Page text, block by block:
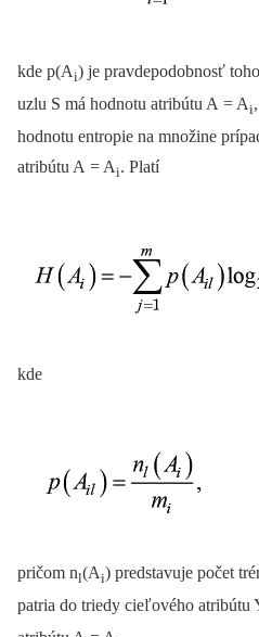
kde p(Ai) je pravdepodobnosť
uzlu S má hodnotu atribútu A = Ai
hodnotu entropie na množine
atribútu A = Ai. Platí
kde
pričom nl(Ai) predstavuje počet
patria do triedy cieľového atribútu